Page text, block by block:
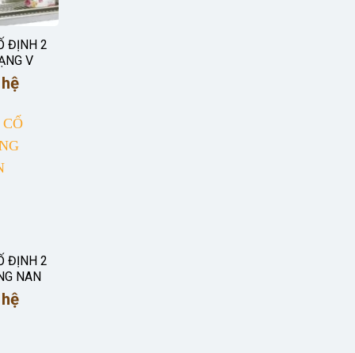
ĐỊNH 2
V
ĐỊNH 2
NAN